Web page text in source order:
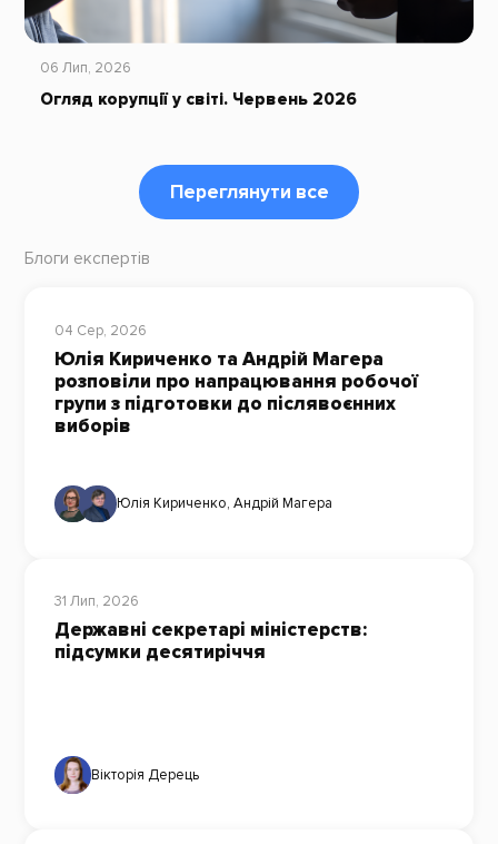
06 Лип, 2026
Огляд корупції у світі. Червень 2026
Переглянути все
Блоги експертів
04 Сер, 2026
Юлія Кириченко та Андрій Магера
розповіли про напрацювання робочої
групи з підготовки до післявоєнних
виборів
Юлія Кириченко, Андрій Магера
31 Лип, 2026
Державні секретарі міністерств:
підсумки десятиріччя
Вікторія Дерець